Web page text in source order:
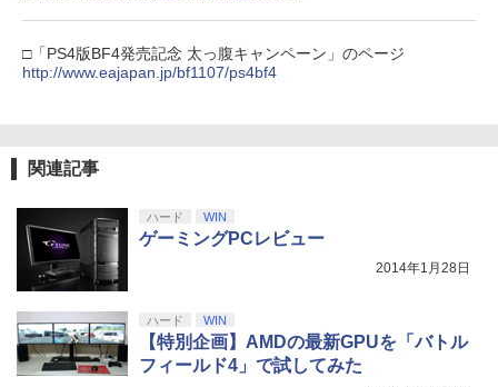
窩座再来 完全生産限定版 [Blu-ray]
第三章 蛇神 (オリジナル特典:オリジナル
巾着＋メーカー特典:【坤と離】二振りの
剣、十翼より来たる！スタジオ描き下ろ
しイラストボード付) [Blu-ray]
￥9,900
□「PS4版BF4発売記念 太っ腹キャンペーン」のページ
http://www.eajapan.jp/bf1107/ps4bf4
関連記事
ハード WIN
ゲーミングPCレビュー
2014年1月28日
ハード WIN
【特別企画】AMDの最新GPUを「バトル
フィールド4」で試してみた